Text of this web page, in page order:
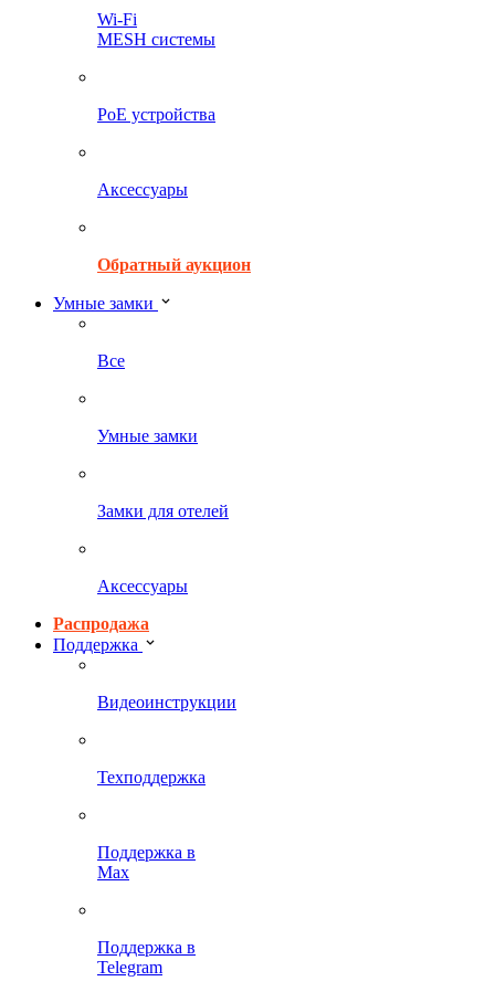
Wi-Fi
MESH системы
PoE устройства
Аксессуары
Обратный аукцион
Умные замки
Все
Умные замки
Замки для отелей
Аксессуары
Распродажа
Поддержка
Видеоинструкции
Техподдержка
Поддержка в
Max
Поддержка в
Telegram